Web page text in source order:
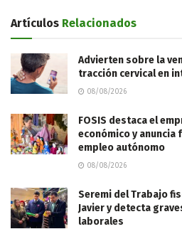
Artículos Relacionados
Advierten sobre la
tracción cervical en
08/08/2026
FOSIS destaca el
económico y
empleo autónomo
08/08/2026
Seremi del Trabajo
Javier y detecta
laborales